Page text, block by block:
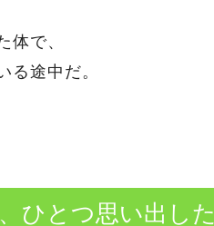
体で、
る途中だ。
ひとつ思い出した